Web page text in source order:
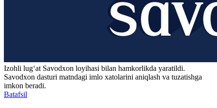
Izohli lugʻat Savodxon loyihasi bilan hamkorlikda yaratildi.
Savodxon dasturi matndagi imlo xatolarini aniqlash va tuzatishga
imkon beradi.
Batafsil